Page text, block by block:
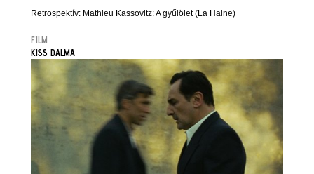
Retrospektív: Mathieu Kassovitz: A gyűlölet (La Haine)
FILM
KISS DALMA